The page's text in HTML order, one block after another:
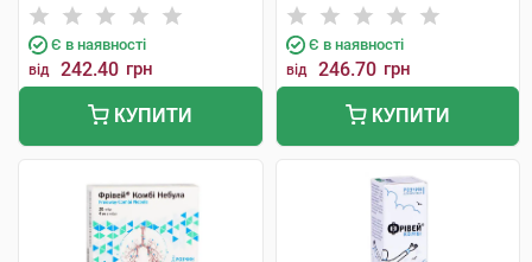
Є в наявності
від 242.40 грн
КУПИТИ
Є в наявності
від 246.70 грн
КУПИТИ